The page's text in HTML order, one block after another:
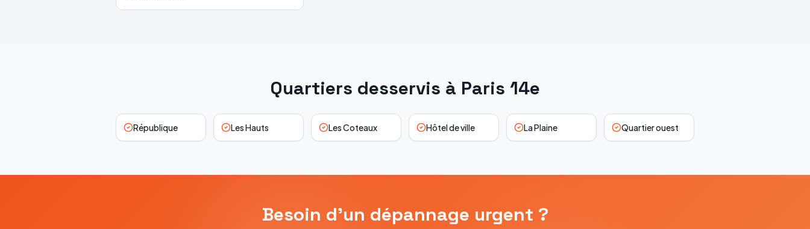
Quartiers desservis à Paris 14e
République Les Hauts Les Coteaux Hôtel de ville La Plaine Quartier ouest
Besoin d'un dépannage urgent ?